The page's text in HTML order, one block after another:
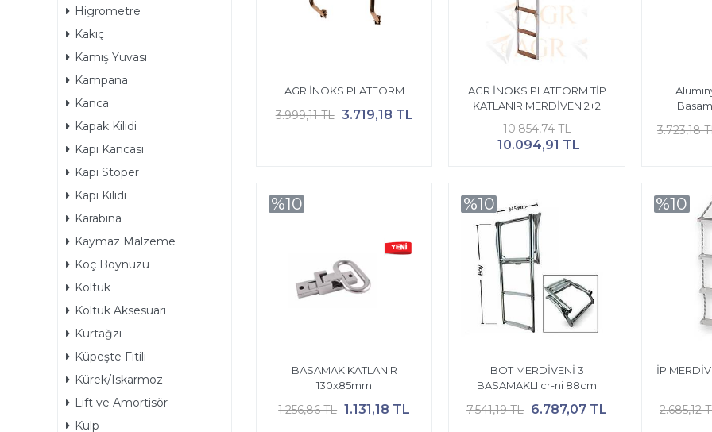
Higrometre
Kakıç
Kamış Yuvası
Kampana
Kanca
Kapak Kilidi
Kapı Kancası
Kapı Stoper
Kapı Kilidi
Karabina
Kaymaz Malzeme
Koç Boynuzu
Koltuk
Koltuk Aksesuarı
Kurtağzı
Küpeşte Fitili
Kürek/Iskarmoz
Lift ve Amortisör
Kulp
AGR İNOKS PLATFORM
3.999,11 TL 3.719,18 TL
AGR İNOKS PLATFORM TİP
KATLANIR MERDİVEN 2+2
10.854,74 TL
10.094,91 TL
3.723,18
BASAMAK KATLANIR
130x85mm
1.256,86 TL 1.131,18 TL
%10
BOT MERDİVENİ 3
BASAMAKLI cr-ni 88cm
7.541,19 TL 6.787,07 TL
%10
İP
2.685,12
%10